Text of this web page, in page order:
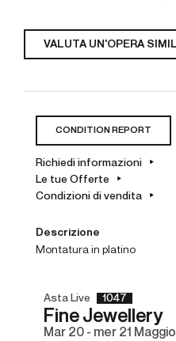
VALUTA UN'OPERA
CONDITION REPORT
Richiedi informazioni
Le tue Offerte
Condizioni di vendita
Descrizione
montatura in platino
Asta Live 1047
Fine Jewellery
mar 20 - mer 21